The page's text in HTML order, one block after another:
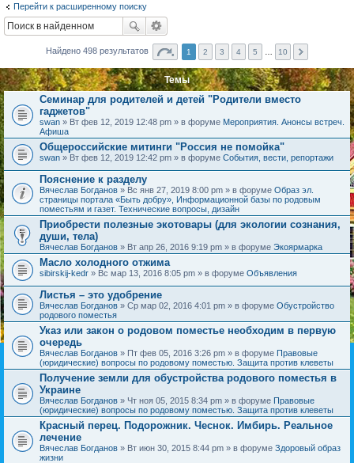
Перейти к расширенному поиску
Найдено 498 результатов 1 2 3 4 5 10
Темы
Семинар для родителей и детей "Родители вместо
гаджетов"
swan » Вт фев 12, 2019 12:48 pm » в форуме Мероприятия. Анонсы встреч.
Афиша
Общероссийские митинги "Россия не помойка"
swan » Вт фев 12, 2019 12:42 pm » в форуме События, вести, репортажи
Пояснение к разделу
Вячеслав Богданов » Вс янв 27, 2019 8:00 pm » в форуме Образ эл.
страницы портала «Быть добру», Информационной базы по родовым
поместьям и газет. Технические вопросы, дизайн
Приобрести полезные экотовары (для экологии сознания,
души, тела)
Вячеслав Богданов » Вт апр 26, 2016 9:19 pm » в форуме Экоярмарка
Масло холодного отжима
sibirskij-kedr » Вс мар 13, 2016 8:05 pm » в форуме Объявления
Листья – это удобрение
Вячеслав Богданов » Ср мар 02, 2016 4:01 pm » в форуме Обустройство
родового поместья
Указ или закон о родовом поместье необходим в первую
очередь
Вячеслав Богданов » Пт фев 05, 2016 3:26 pm » в форуме Правовые
(юридические) вопросы по родовому поместью. Защита против клеветы
Получение земли для обустройства родового поместья в
Украине
Вячеслав Богданов » Чт ноя 05, 2015 8:34 pm » в форуме Правовые
(юридические) вопросы по родовому поместью. Защита против клеветы
Красный перец. Подорожник. Чеснок. Имбирь. Реальное
лечение
Вячеслав Богданов » Вт июн 30, 2015 8:44 pm » в форуме Здоровый образ
жизни